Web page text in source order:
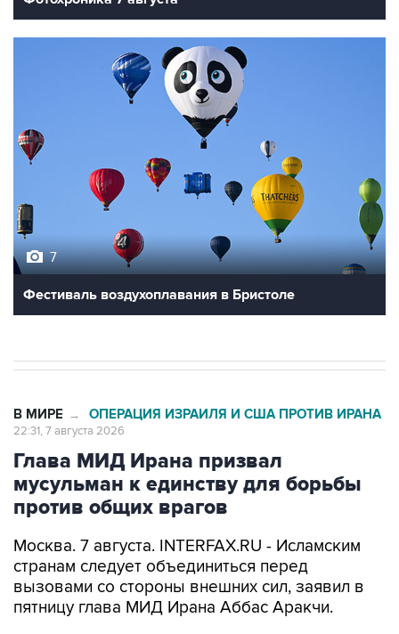
7
Фестиваль воздухоплавания в Бристоле
В МИРЕ → ОПЕРАЦИЯ ИЗРАИЛЯ И США ПРОТИВ ИРАНА
22:31, 7 августа 2026
Глава МИД Ирана призвал
мусульман к единству для борьбы
против общих врагов
Москва. 7 августа. INTERFAX.RU - Исламским
странам следует объединиться перед
вызовами со стороны внешних сил, заявил в
пятницу глава МИД Ирана Аббас Аракчи.